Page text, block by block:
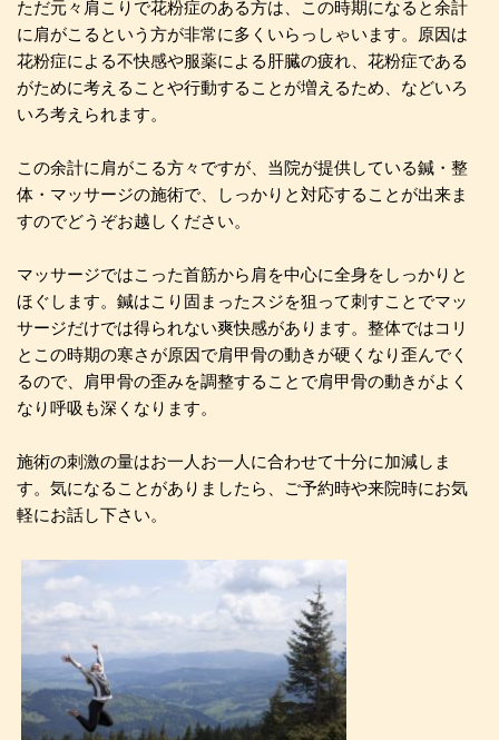
ただ元々肩こりで花粉症のある方は、この時期になると余計
に肩がこるという方が非常に多くいらっしゃいます。原因は
花粉症による不快感や服薬による肝臓の疲れ、花粉症である
がために考えることや行動することが増えるため、などいろ
いろ考えられます。
この余計に肩がこる方々ですが、当院が提供している鍼・整
体・マッサージの施術で、しっかりと対応することが出来ま
すのでどうぞお越しください。
マッサージではこった首筋から肩を中心に全身をしっかりと
ほぐします。鍼はこり固まったスジを狙って刺すことでマッ
サージだけでは得られない爽快感があります。整体ではコリ
とこの時期の寒さが原因で肩甲骨の動きが硬くなり歪んでく
るので、肩甲骨の歪みを調整することで肩甲骨の動きがよく
なり呼吸も深くなります。
施術の刺激の量はお一人お一人に合わせて十分に加減しま
す。気になることがありましたら、ご予約時や来院時にお気
軽にお話し下さい。